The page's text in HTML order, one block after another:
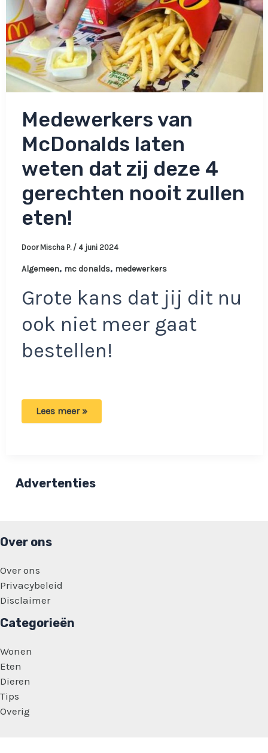
de
kinderen
gedwongen?
Medewerkers van
McDonalds laten
weten dat zij deze 4
gerechten nooit zullen
eten!
Door Mischa P. / 4 juni 2024
Algemeen, mc donalds, medewerkers
Grote kans dat jij dit nu
ook niet meer gaat
bestellen!
Medewerkers
deze
4
Lees meer »
Advertenties
Over ons
Over ons
Privacybeleid
Disclaimer
Categorieën
Wonen
Eten
Dieren
Tips
Overig